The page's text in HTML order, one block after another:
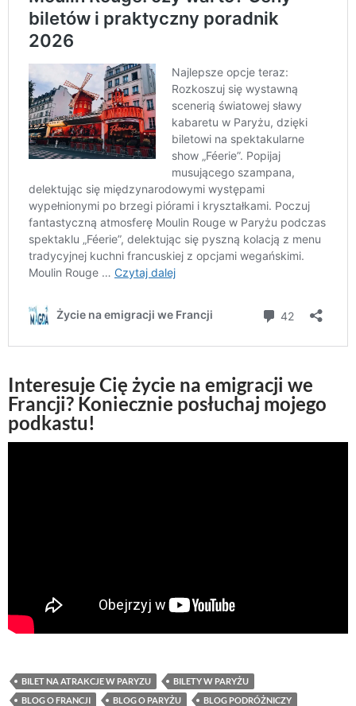
Interesuje Cię życie na emigracji we
Francji? Koniecznie posłuchaj mojego
podkastu!
BILET NA ATRAKCJE W PARYZU
BILETY W PARYŻU
BLOG O FRANCJI
BLOG O PARYŻU
BLOG PODRÓŻNICZY